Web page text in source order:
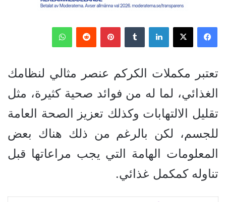
فيسبوك لينكدإن بينتيريست
تعتبر مكملات الكركم عنصر مثالي لنظامك
الغذائي، لما له من فوائد صحية كثيرة، مثل
تقليل الالتهابات وكذلك تعزيز الصحة العامة
للجسم، لكن بالرغم من ذلك هناك بعض
المعلومات الهامة التي يجب مراعاتها قبل
تناوله كمكمل غذائي.